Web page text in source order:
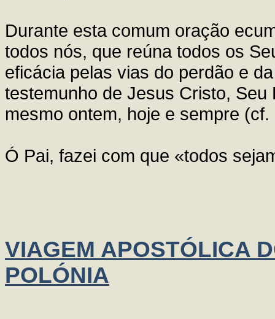
Durante esta comum oração
todos nós, que reúna todos os
eficácia pelas vias do perdão e
testemunho de Jesus Cristo,
mesmo ontem, hoje e sempre
Ó Pai, fazei com que «todos
VIAGEM APOSTÓLICA
POLÓNIA